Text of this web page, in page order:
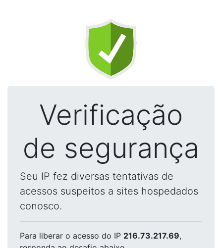
Verificação
de segurança
Seu IP fez diversas tentativas de
acessos suspeitos a sites hospedados
conosco.
Para liberar o acesso do IP 216.73.217.69,